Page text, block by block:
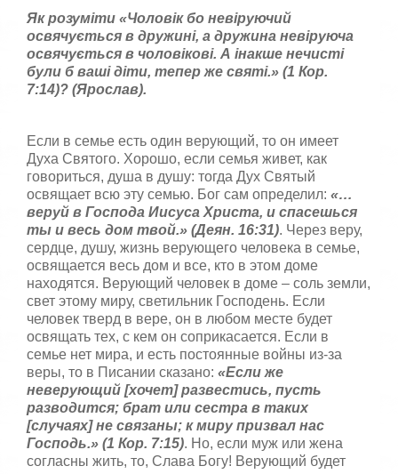
й
с
т
а
,
о
н
и
т
е
Як розуміти «Чоловік бо невіруючий
освячується в дружині, а дружина невіруюча
освячується в чоловікові. А інакше нечисті
були б ваші діти, тепер же святі.» (1 Кор.
7:14)? (Ярослав).
Если в семье есть один верующий, то он имеет
Духа Святого. Хорошо, если семья живет, как
говориться, душа в душу: тогда Дух Святый
освящает всю эту семью. Бог сам определил: «…
веруй в Господа Иисуса Христа, и спасешься
ты и весь дом твой.» (Деян. 16:31). Через веру,
сердце, душу, жизнь верующего человека в семье,
освящается весь дом и все, кто в этом доме
находятся. Верующий человек в доме – соль земли,
свет этому миру, светильник Господень. Если
человек тверд в вере, он в любом месте будет
освящать тех, с кем он соприкасается. Если в
семье нет мира, и есть постоянные войны из-за
веры, то в Писании сказано: «Если же
неверующий [хочет] развестись, пусть
разводится; брат или сестра в таких
[случаях] не связаны; к миру призвал нас
Господь.» (1 Кор. 7:15). Но, если муж или жена
согласны жить, то, Слава Богу! Верующий будет